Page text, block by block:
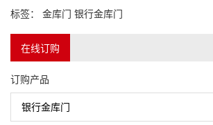
标签： 金库门 银行金库门
在线订购
订购产品